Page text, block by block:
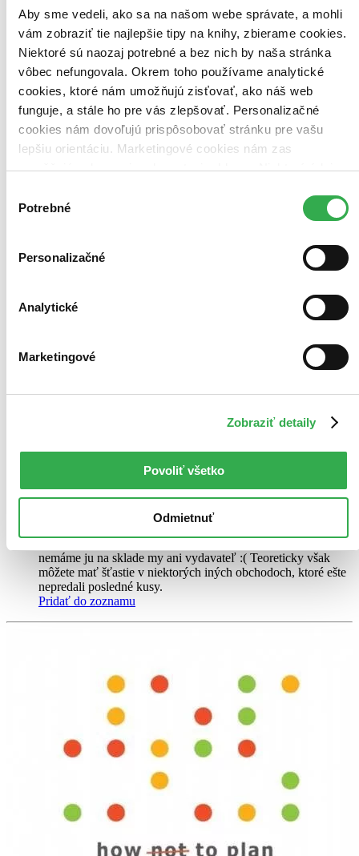
Aby sme vedeli, ako sa na našom webe správate, a mohli
vám zobraziť tie najlepšie tipy na knihy, zbierame cookies.
Niektoré sú naozaj potrebné a bez nich by naša stránka
vôbec nefungovala. Okrem toho používame analytické
cookies, ktoré nám umožňujú zisťovať, ako náš web
funguje, a stále ho pre vás zlepšovať. Personalizačné
cookies nám dovoľujú prispôsobovať stránku pre vašu
lepšiu orientáciu. Marketingové cookies nám zas
umožňujú zobrazenie relevantnej reklamy. Niektoré údaje
keby sme mohli používať všetky tieto cookies. Ďakujeme!
súhlasu
Potrebné
Personalizačné
Analytické
Marketingové
Zobraziť detaily
Povoliť všetko
Odmietnuť
metrics and tactics that bear little relation to our actual buying
behaviour...
brožovaná väzba
nemáme ju na sklade my ani vydavateľ :( Teoreticky však
môžete mať šťastie v niektorých iných obchodoch, ktoré ešte
nepredali posledné kusy.
Pridať do zoznamu